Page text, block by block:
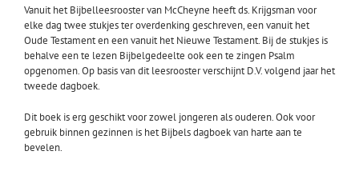
Vanuit het Bijbelleesrooster van McCheyne heeft ds. Krijgsman voor
elke dag twee stukjes ter overdenking geschreven, een vanuit het
Oude Testament en een vanuit het Nieuwe Testament. Bij de stukjes is
behalve een te lezen Bijbelgedeelte ook een te zingen Psalm
opgenomen. Op basis van dit leesrooster verschijnt D.V. volgend jaar het
tweede dagboek.
Dit boek is erg geschikt voor zowel jongeren als ouderen. Ook voor
gebruik binnen gezinnen is het Bijbels dagboek van harte aan te
bevelen.